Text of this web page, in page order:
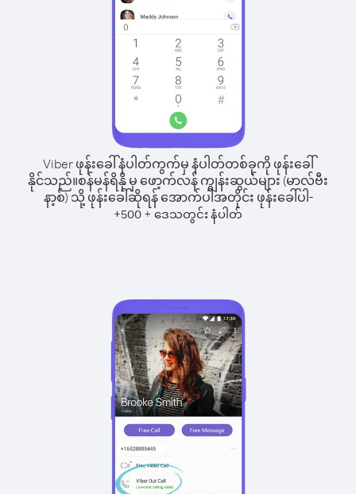
Viber ဖုန်းခေါ်နံပါတ်ကွက်မှ နံပါတ်တစ်ခုကို ဖုန်းခေါ်
နိုင်သည်။စန်မန်ရိနို မှ ဖော့က်လန် ကျွန်းဆွယ်များ (မာလ်ဗီး
နာ့စ်) သို့ ဖုန်းခေါ်ဆိုရန် အောက်ပါအတိုင်း ဖုန်းခေါ်ပါ-
+500 + ဒေသတွင်း နံပါတ်